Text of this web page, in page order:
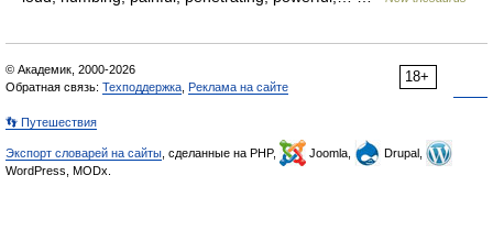
18+
© Академик, 2000-2026
Обратная связь: Техподдержка Реклама на сайте
👣 Путешествия
Экспорт словарей на сайты , сделанные на PHP, Joomla,
Drupal,
WordPress, MODx.